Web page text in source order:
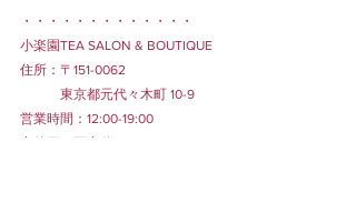
・・・・・・・・・・・・・
小楽園TEA SALON & BOUTIQUE
住所：〒151-0062
東京都元代々木町 10-9
営業時間：12:00-19:00
定休日：不定休あり